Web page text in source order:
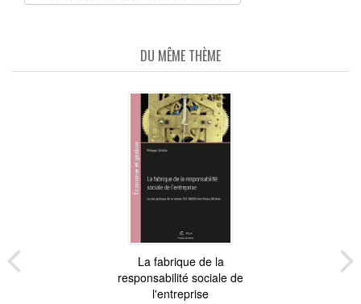
DU MÊME THÈME
La fabrique de la
responsabilité sociale de
l'entreprise